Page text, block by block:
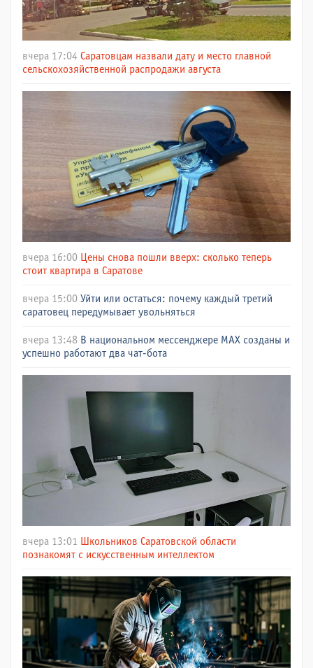
вчера 17:04 Саратовцам назвали дату и место главной
сельскохозяйственной распродажи августа
вчера 16:00 Цены снова пошли вверх: сколько теперь
стоит квартира в Саратове
вчера 15:00 Уйти или остаться: почему каждый третий
саратовец передумывает увольняться
вчера 13:48 В национальном мессенджере МАХ созданы и
успешно работают два чат-бота
вчера 13:01 Школьников Саратовской области
познакомят с искусственным интеллектом